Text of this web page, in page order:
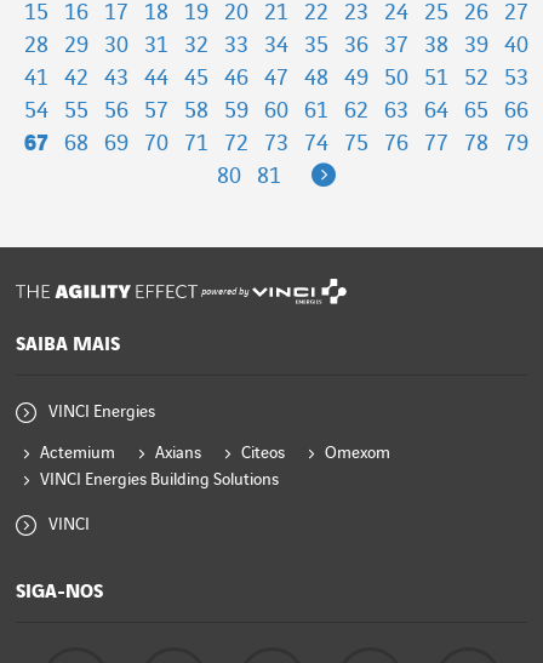
15
16 17 18 19 20 21 22 23 24 25 26
27
28
29 30 31 32 33 34 35 36 37 38 39
40
41
42 43 44 45 46 47 48 49 50 51 52
53
54
55 56 57 58 59 60 61 62 63 64 65
66
67
68 69 70 71 72 73 74 75 76 77 78
79
80
81 Next
powered by
SAIBA MAIS
VINCI Energies
Actemium Axians Citeos
Omexom
VINCI Energies Building Solutions
VINCI
SIGA-NOS